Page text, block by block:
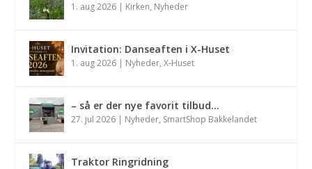
1. aug 2026 | Kirken, Nyheder
Invitation: Danseaften i X-Huset
1. aug 2026 | Nyheder,X-Huset
– så er der nye favorit tilbud…
27. jul 2026 | Nyheder, SmartShop Bakkelandet
Traktor Ringridning